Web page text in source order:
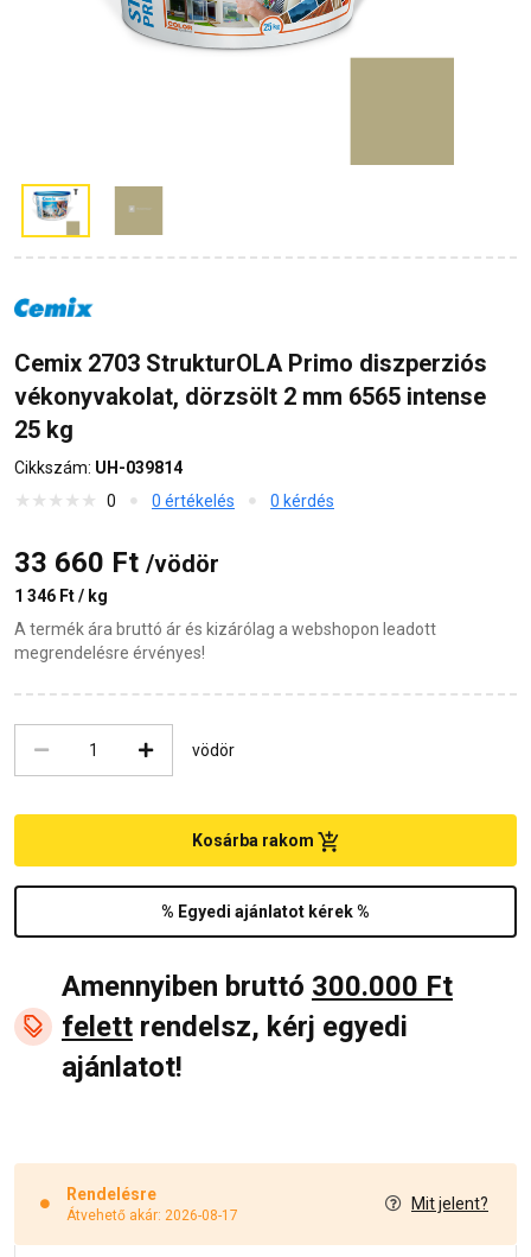
Cemix 2703 StrukturOLA Primo diszperziós
vékonyvakolat, dörzsölt 2 mm 6565 intense
25 kg
Cikkszám: UH-039814
0
0 értékelés 0 kérdés
33 660 Ft /vödör
1 346 Ft / kg
A termék ára bruttó ár és kizárólag a webshopon leadott
megrendelésre érvényes!
vödör
% Egyedi ajánlatot kérek %
Kosárba rakom
Amennyiben bruttó 300.000 Ft
felett rendelsz, kérj egyedi
ajánlatot!
Rendelésre
Átvehető akár: 2026-08-17
Mit jelent?